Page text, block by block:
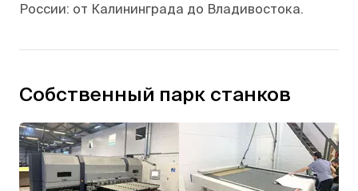
России: от Калининграда до Владивостока.
Собственный парк станков